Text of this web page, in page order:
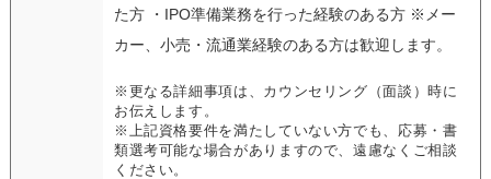
た方 ・IPO準備業務を行った経験のある方 ※メー
カー、小売・流通業経験のある方は歓迎します。
※更なる詳細事項は、カウンセリング（面談）時に
お伝えします。
※上記資格要件を満たしていない方でも、応募・書
類選考可能な場合がありますので、遠慮なくご相談
ください。